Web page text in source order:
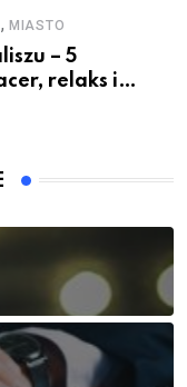
, MIASTO
– 5
relaks i